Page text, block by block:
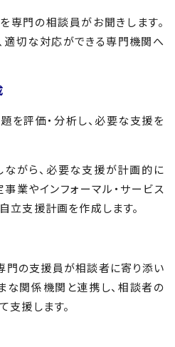
専門の相談員がお聞きします。
適切な対応ができる専門機関へ
を評価・分析し、必要な支援を
がら、必要な支援が計画的に
業やインフォーマル・サービス
立支援計画を作成します。
門の支援員が相談者に寄り添い
な関係機関と連携し、相談者の
支援します。